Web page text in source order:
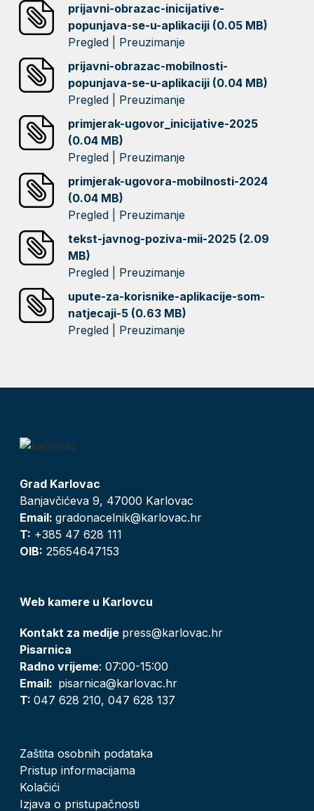
prijavni-obrazac-inicijative-
popunjava-se-u-aplikaciji (0.05 MB)
Pregled
Preuzimanje
prijavni-obrazac-mobilnosti-
popunjava-se-u-aplikaciji (0.04 MB)
Pregled
Preuzimanje
primjerak-ugovor_inicijative-2025
(0.04 MB)
Pregled
Preuzimanje
primjerak-ugovora-mobilnosti-2024
(0.04 MB)
Pregled
Preuzimanje
tekst-javnog-poziva-mii-2025 (2.09
MB)
Pregled
Preuzimanje
upute-za-korisnike-aplikacije-som-
natjecaji-5 (0.63 MB)
Pregled
Preuzimanje
Grad Karlovac
Banjavčićeva 9, 47000 Karlovac
Email: gradonacelnik@karlovac.hr
T: +385 47 628 111
OIB: 25654647153
Web kamere u Karlovcu
Kontakt za medije press@karlovac.hr
Pisarnica
Radno vrijeme: 07:00-15:00
Email: pisarnica@karlovac.hr
T: 047 628 210, 047 628 137
Zaštita osobnih podataka
Pristup informacijama
Kolačići
Izjava o pristupačnosti